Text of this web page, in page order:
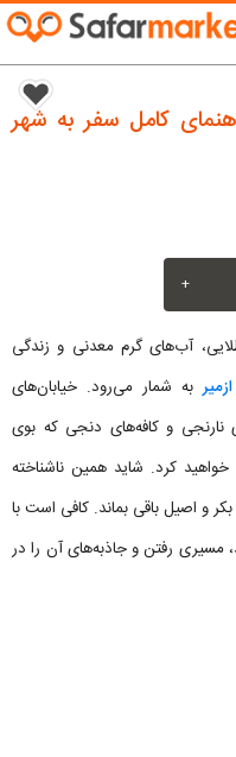
کامل سفر به شهر
+
آب‌های گرم معدنی و زندگی
به شمار می‌رود. خیابان‌های
و کافه‌های دنجی که بوی
کرد. شاید همین ناشناخته
و اصیل باقی بماند. کافی است با
رفتن و جاذبه‌های آن را در